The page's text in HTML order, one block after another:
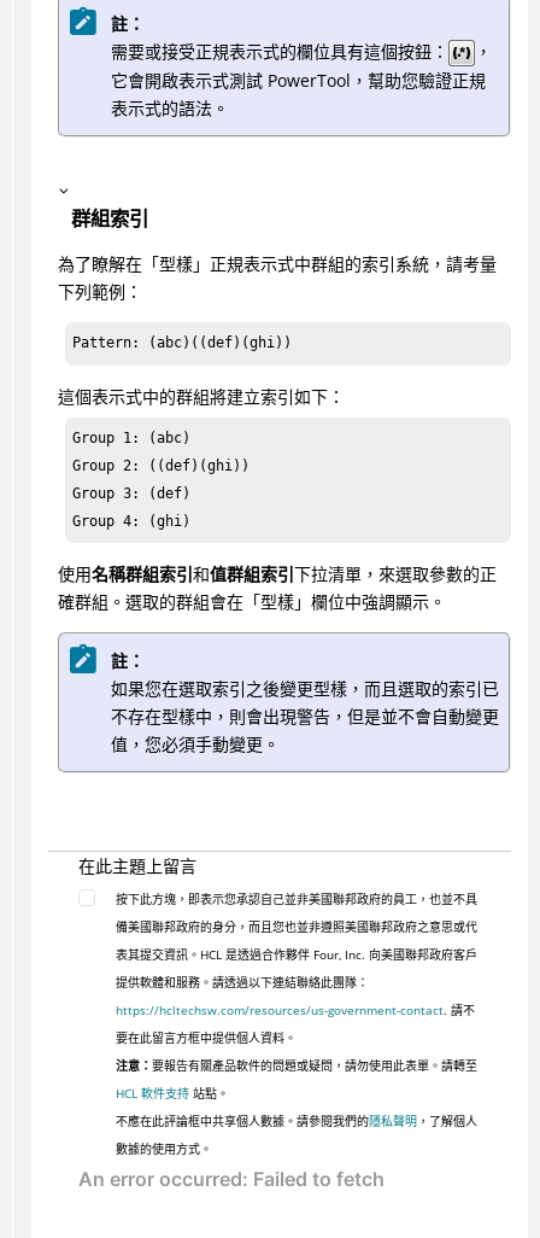
註：
需要或接受正規表示式的欄位具有這個按鈕：
，
它會開啟表示式測試 PowerTool，幫助您驗證正規
表示式的語法。
群組索引
為了瞭解在「型樣」正規表示式中群組的索引系統，請考量
下列範例：
Pattern: (abc)((def)(ghi))
這個表示式中的群組將建立索引如下：
Group 1: (abc)
Group 2: ((def)(ghi))
Group 3: (def)
Group 4: (ghi)
使用名稱群組索引和值群組索引下拉清單，來選取參數的正
確群組。選取的群組會在「型樣」欄位中強調顯示。
註：
如果您在選取索引之後變更型樣，而且選取的索引已
不存在型樣中，則會出現警告，但是並不會自動變更
值，您必須手動變更。
在此主題上留言
按下此方塊，即表示您承認自己並非美國聯邦政府的員工，也並不具
備美國聯邦政府的身分，而且您也並非遵照美國聯邦政府之意思或代
表其提交資訊。HCL 是透過合作夥伴 Four, Inc. 向美國聯邦政府客戶
提供軟體和服務。請透過以下連結聯絡此團隊：
https://hcltechsw.com/resources/us-government-contact. 請不
要在此留言方框中提供個人資料。
注意： 要報告有關產品軟件的問題或疑問，請勿使用此表單。請轉至
HCL 軟件支持站點。
不應在此評論框中共享個人數據。請參閱我們的隱私聲明 ，了解個人
數據的使用方式。